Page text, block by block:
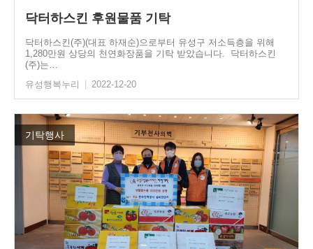
닥터하스킨 후원물품 기탁
닥터하스킨(주)(대표 하재순)으로부터 유성구 저소득층을 위해
1,280만원 상당의 천연화장품을 기탁 받았습니다. 닥터하스킨
(주)는…
유성행복누리
2022-12-20
기탁행사